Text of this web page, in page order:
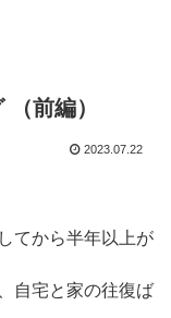
前編）
2023.07.22
てから半年以上が
自宅と家の往復ば